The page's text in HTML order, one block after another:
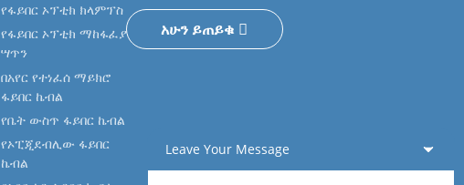
የፋይበር ኦፕቲክ ክላምፕስ
የፋይበር ኦፕቲክ ማከፋፈያ
ሣጥን
በአየር የተነፈሰ ማይክሮ
ፋይበር ኬብል
የቤት ውስጥ ፋይበር ኬብል
የኦፒጂደብሊው ፋይበር
ኬብል
አሁን ይጠይቁ
Leave Your Message